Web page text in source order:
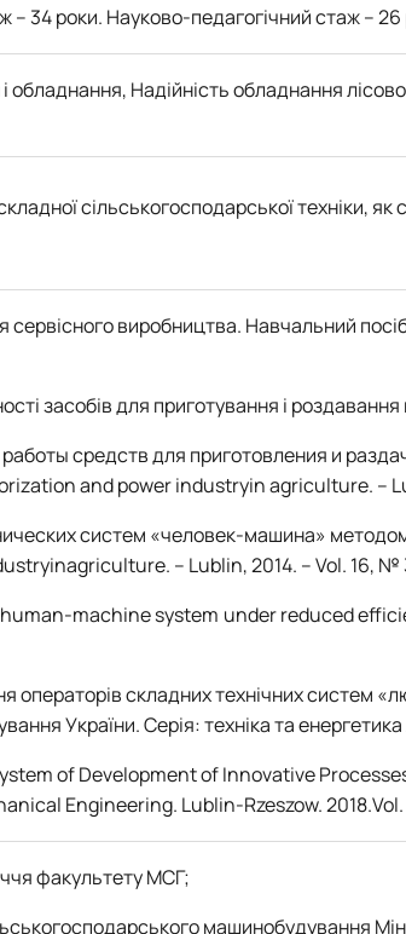
– 34 роки. Науково-педагогічний стаж – 26
Надійність обладнання
сільськогосподарської
виробництва. Навчальний
засобів для приготування і
средств для приготовления и
and power industryin agriculture. –
систем «человек-машина»
– Lublin, 2014. – Vol. 16, №
machine system under reduced
операторів складних технічних систем
України. Серія: техніка та
of Development of Innovative
Engineering. Lublin-Rzeszow. 2018.Vol.
факультету МСГ;
машинобудування